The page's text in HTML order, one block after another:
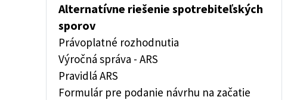
Alternatívne riešenie spotrebiteľských
sporov
Právoplatné rozhodnutia
Výročná správa - ARS
Pravidlá ARS
Formulár pre podanie návrhu na začatie